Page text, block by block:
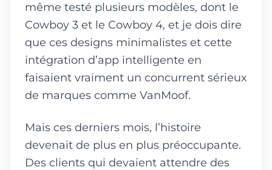
même testé plusieurs modèles, dont le
Cowboy 3 et le Cowboy 4, et je dois dire
que ces designs minimalistes et cette
intégration d’app intelligente en
faisaient vraiment un concurrent sérieux
de marques comme VanMoof.
Mais ces derniers mois, l’histoire
devenait de plus en plus préoccupante.
Des clients qui devaient attendre des